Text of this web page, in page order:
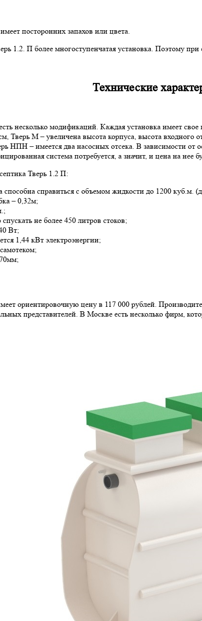
посторонних запахов или цвета.
1.2. П более многоступенчатая установка. Поэтому
Технические
несколько модификаций. Каждая установка имеет
Тверь М – увеличена высота корпуса, высота
НПН – имеется два насосных отсека. В зависимости
система потребуется, а значит, и цена на нее
Тверь 1.2 П:
способна справиться с объемом жидкости до 1200
– 0,32м;
не более 450 литров стоков;
Вт;
1,44 кВт электроэнергии;
ориентировочную цену в 117 000 рублей.
представителей. В Москве есть несколько фирм,